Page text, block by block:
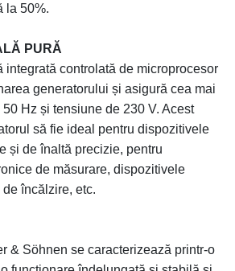
la 50%.
PURĂ
integrată controlată de microprocesor
generatorului și asigură cea mai
Hz și tensiune de 230 V. Acest
să fie ideal pentru dispozitivele
și de înaltă precizie, pentru
de măsurare, dispozitivele
încălzire, etc.
& Söhnen se caracterizează printr-o